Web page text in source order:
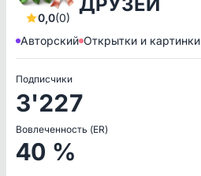
0,0(0)
Авторский Открытки и картинки
Подписчики
3'227
Вовлеченность (ER)
40 %